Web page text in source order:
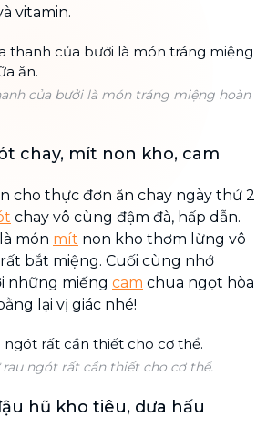
vitamin.
của bưởi là món tráng miệng hoàn
chay, mít non kho, cam
cho thực đơn ăn chay ngày thứ 2
chay vô cùng đậm đà, hấp dẫn.
món mít non kho thơm lừng vô
bắt miệng. Cuối cùng nhớ
những miếng cam chua ngọt hòa
lại vị giác nhé!
rau ngót rất cần thiết cho cơ thể.
hũ kho tiêu, dưa hấu